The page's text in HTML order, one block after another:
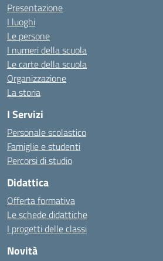
Presentazione
I luoghi
Le persone
I numeri della scuola
Le carte della scuola
Organizzazione
La storia
I Servizi
Personale scolastico
Famiglie e studenti
Percorsi di studio
Didattica
Offerta formativa
Le schede didattiche
I progetti delle classi
Novità